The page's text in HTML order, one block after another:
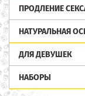
ПРОДЛЕНИЕ
НАТУРАЛЬНАЯ
ДЛЯ ДЕВУШЕК
НАБОРЫ